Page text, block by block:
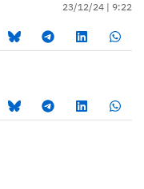
23/12/24 | 9:22